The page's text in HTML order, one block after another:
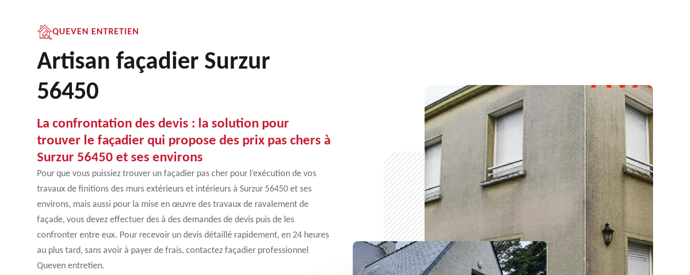
QUEVEN ENTRETIEN
Artisan façadier Surzur
56450
La confrontation des devis : la solution pour
trouver le façadier qui propose des prix pas chers à
Surzur 56450 et ses environs
Pour que vous puissiez trouver un façadier pas cher pour l’exécution de vos
travaux de finitions des murs extérieurs et intérieurs à Surzur 56450 et ses
environs, mais aussi pour la mise en œuvre des travaux de ravalement de
façade, vous devez effectuer des à des demandes de devis puis de les
confronter entre eux. Pour recevoir un devis détaillé rapidement, en 24 heures
au plus tard, sans avoir à payer de frais, contactez façadier professionnel
Queven entretien.